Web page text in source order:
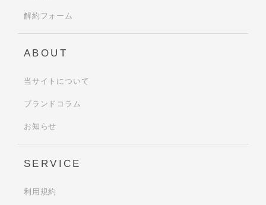
解約フォーム
ABOUT
当サイトについて
ブランドコラム
お知らせ
SERVICE
利用規約